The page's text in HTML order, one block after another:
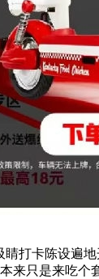
打卡陈设遍
来只是来吃